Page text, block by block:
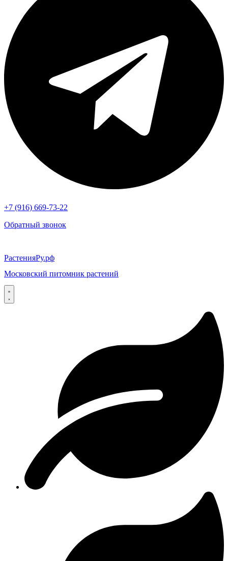
+7 (916) 669-73-22
Обратный звонок
РастенияРу.рф
Московский питомник растений